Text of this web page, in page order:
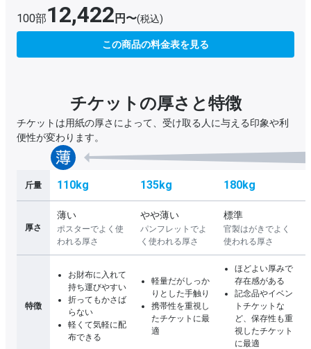
100部12,422 円〜(税込)
この商品の料金表を見る
チケットの厚さと特徴
チケットは用紙の厚さによって、受け取る人に与える印象や利
便性が変わります。
斤量 110kg 135kg 180kg
厚さ
薄い
ポスターでよく使
われる厚さ
やや薄い
パンフレットでよ
く使われる厚さ
標準
官製はがきでよく
使われる厚さ
特徴
お財布に入れて
持ち運びやすい
折ってもかさば
らない
軽くて気軽に配
布できる
軽量だがしっか
りとした手触り
携帯性を重視し
たチケットに最
適
ほどよい厚みで
存在感がある
記念品やイベン
トチケットな
ど、保存性も重
視したチケット
に最適